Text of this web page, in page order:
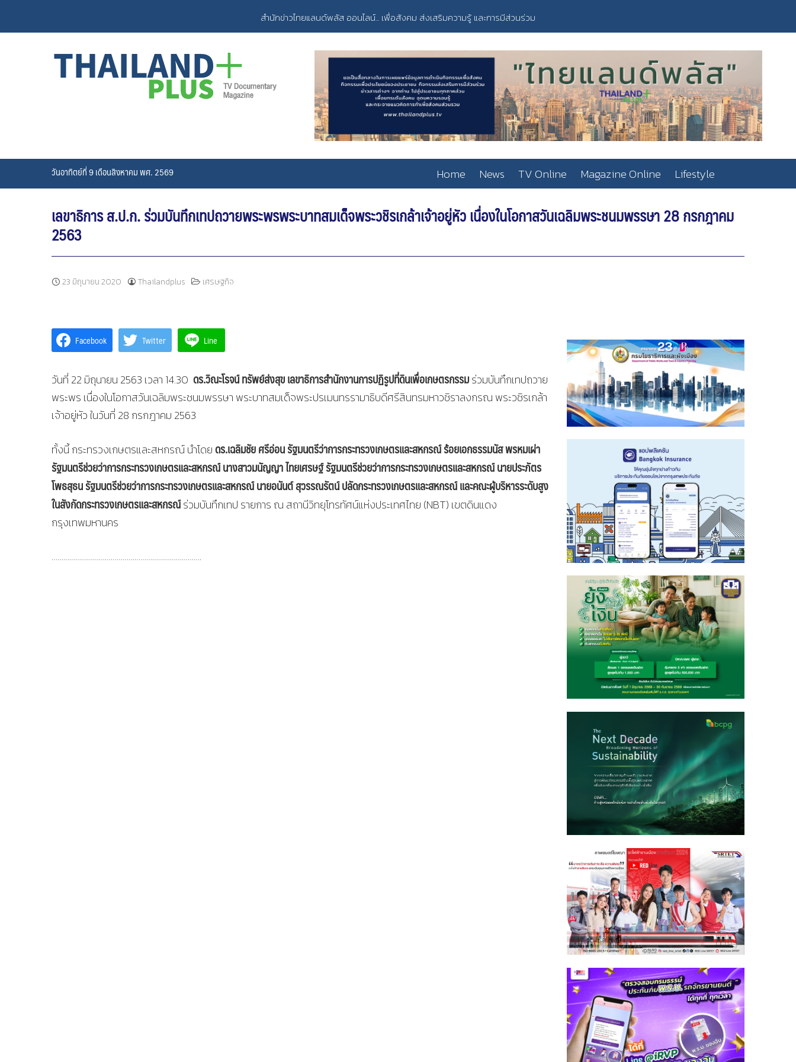
content
สำนักข่าวไทยแลนด์พลัส ออนไลน์... เพื่อสังคม ส่งเสริมความรู้ และการมีส่วนร่วม
วันอาทิตย์ที่ 9 เดือนสิงหาคม พศ. 2569 Home News TV Online Magazine Online Lifestyle
เลขาธิการ ส.ป.ก. ร่วมบันทึกเทปถวายพระพรพระบาทสมเด็จพระวชิรเกล้าเจ้าอยู่หัว เนื่องในโอกาสวันเฉลิมพระชนมพรรษา 28 กรกฎาคม
2563
23 มิถุนายน 2020 Thailandplus เศรษฐกิจ
Facebook Twitter Line
วันที่ 22 มิถุนายน 2563 เวลา 14.30 ดร.วิณะโรจน์ ทรัพย์ส่งสุขเลขาธิการสำนักงานการปฏิรูปที่ดินเพื่อเกษตรกรรมร่วมบันทึกเทปถวาย
พระพร เนื่องในโอกาสวันเฉลิมพระชนมพรรษา พระบาทสมเด็จพระปรเมนทรรามาธิบดีศรีสินทรมหาวชิราลงกรณ พระวชิรเกล้า
เจ้าอยู่หัว ในวันที่ 28 กรกฎาคม 2563
ทั้งนี้ กระทรวงเกษตรและสหกรณ์ นำโดยดร.เฉลิมชัย ศรีอ่อน รัฐมนตรีว่าการกระทรวงเกษตรและสหกรณ์ ร้อยเอกธรรมนัส พรหมเผ่า
รัฐมนตรีช่วยว่าการกระทรวงเกษตรและสหกรณ์ นางสาวมนัญญา ไทยเศรษฐ์ รัฐมนตรีช่วยว่าการกระทรวงเกษตรและสหกรณ์ นายประภัตร
โพธสุธน รัฐมนตรีช่วยว่าการกระทรวงเกษตรและสหกรณ์ นายอนันต์ สุวรรณรัตน์ ปลัดกระทรวงเกษตรและสหกรณ์ และคณะผู้บริหารระดับสูง
ในสังกัดกระทรวงเกษตรและสหกรณ์ร่วมบันทึกเทป รายการ ณ สถานีวิทยุโทรทัศน์แห่งประเทศไทย (NBT) เขตดินแดง
กรุงเทพมหานคร
………………………………………………………………….